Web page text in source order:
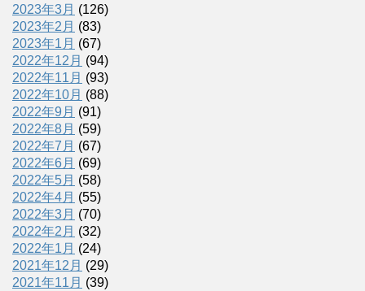
2023年3月 (126)
2023年2月 (83)
2023年1月 (67)
2022年12月 (94)
2022年11月 (93)
2022年10月 (88)
2022年9月 (91)
2022年8月 (59)
2022年7月 (67)
2022年6月 (69)
2022年5月 (58)
2022年4月 (55)
2022年3月 (70)
2022年2月 (32)
2022年1月 (24)
2021年12月 (29)
2021年11月 (39)